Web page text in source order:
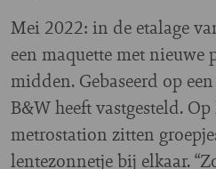
Mei 2022: in de etalage
een maquette met
midden. Gebaseerd op
B&W heeft vastgesteld.
metrostation zitten
lentezonnetje bij elkaar.